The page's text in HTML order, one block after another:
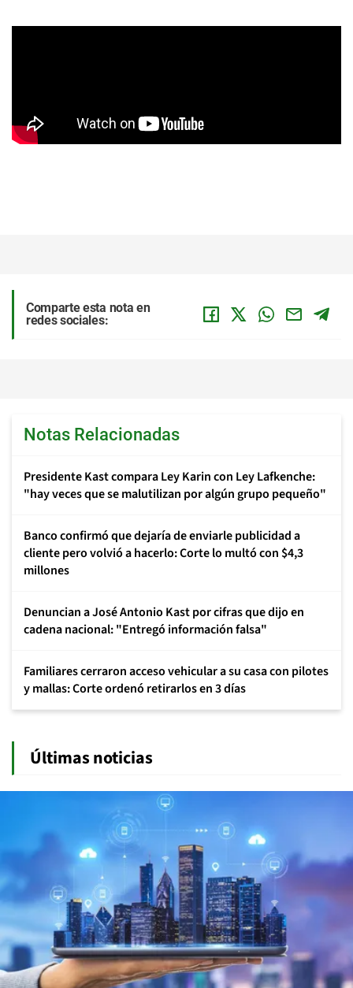
Comparte esta nota en
redes sociales:
Notas Relacionadas
Presidente Kast compara Ley Karin con Ley Lafkenche:
"hay veces que se malutilizan por algún grupo pequeño"
Banco confirmó que dejaría de enviarle publicidad a
cliente pero volvió a hacerlo: Corte lo multó con $4,3
millones
Denuncian a José Antonio Kast por cifras que dijo en
cadena nacional: "Entregó información falsa"
Familiares cerraron acceso vehicular a su casa con pilotes
y mallas: Corte ordenó retirarlos en 3 días
Últimas noticias